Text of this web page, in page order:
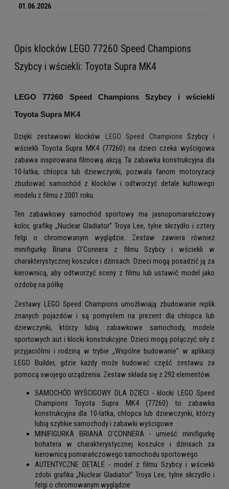
01.06.2026
Opis klocków LEGO 77260 Speed Champions
Szybcy i wściekli: Toyota Supra MK4
LEGO 77260 Speed Champions Szybcy i wściekli
Toyota Supra MK4
Dzięki zestawowi klocków LEGO Speed Champions Szybcy i
wściekli Toyota Supra MK4 (77260) na dzieci czeka wyścigowa
zabawa inspirowana filmową akcją. Ta zabawka konstrukcyjna dla
10-latka, chłopca lub dziewczynki, pozwala fanom motoryzacji
zbudować samochód z klocków i odtworzyć detale kultowego
modelu z filmu z 2001 roku.
Ten zabawkowy samochód sportowy ma jasnopomarańczowy
kolor, grafikę „Nuclear Gladiator” Troya Lee, tylne skrzydło i cztery
felgi o chromowanym wyglądzie. Zestaw zawiera również
minifigurkę Briana O’Connera z filmu Szybcy i wściekli w
charakterystycznej koszulce i dżinsach. Dzieci mogą posadzić ją za
kierownicą, aby odtworzyć sceny z filmu lub ustawić model jako
ozdobę na półkę.
Zestawy LEGO Speed Champions umożliwiają zbudowanie replik
znanych pojazdów i są pomysłem na prezent dla chłopca lub
dziewczynki, którzy lubią zabawkowe samochody, modele
sportowych aut i klocki konstrukcyjne. Dzieci mogą połączyć siły z
przyjaciółmi i rodziną w trybie „Wspólne budowanie” w aplikacji
LEGO Builder, gdzie każdy może budować część zestawu za
pomocą swojego urządzenia. Zestaw składa się z 292 elementów.
SAMOCHÓD WYŚCIGOWY DLA DZIECI - klocki LEGO Speed
Champions Toyota Supra MK4 (77260) to zabawka
konstrukcyjna dla 10-latka, chłopca lub dziewczynki, którzy
lubią szybkie samochody i zabawki wyścigowe
MINIFIGURKA BRIANA O’CONNERA - umieść minifigurkę
bohatera w charakterystycznej koszulce i dżinsach za
kierownicą pomarańczowego samochodu sportowego
AUTENTYCZNE DETALE - model z filmu Szybcy i wściekli
zdobi grafika „Nuclear Gladiator” Troya Lee, tylne skrzydło i
felgi o chromowanym wyglądzie